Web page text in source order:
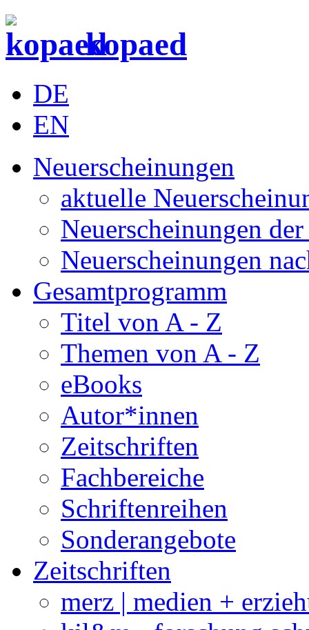
kopaed
DE
EN
Neuerscheinungen
aktuelle
Neuerscheinungen
Neuerscheinungen
Gesamtprogramm
Titel von A - Z
Themen von A - Z
eBooks
Autor*innen
Zeitschriften
Fachbereiche
Schriftenreihen
Sonderangebote
Zeitschriften
merz | medien +